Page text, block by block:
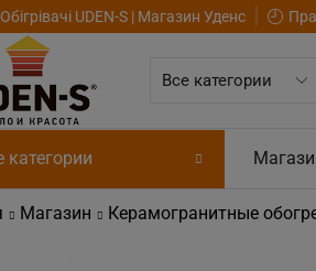
Обігрівачі UDEN-S | Магазин Уденс
категории
Магазин Керамогранитные